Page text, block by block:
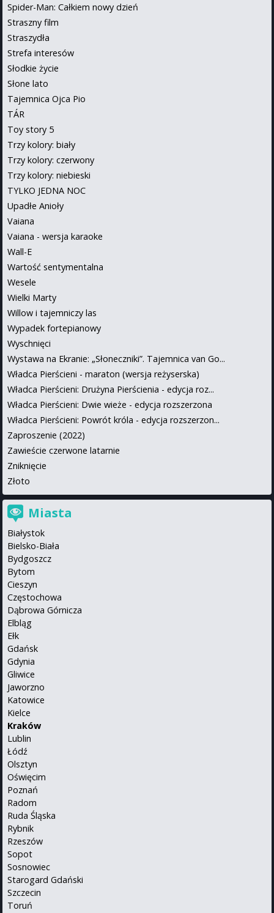
Spider-Man: Całkiem nowy dzień
Straszny film
Straszydła
Strefa interesów
Słodkie życie
Słone lato
Tajemnica Ojca Pio
TÁR
Toy story 5
Trzy kolory: biały
Trzy kolory: czerwony
Trzy kolory: niebieski
TYLKO JEDNA NOC
Upadłe Anioły
Vaiana
Vaiana - wersja karaoke
Wall-E
Wartość sentymentalna
Wesele
Wielki Marty
Willow i tajemniczy las
Wypadek fortepianowy
Wyschnięci
Wystawa na Ekranie: „Słoneczniki”. Tajemnica van Go...
Władca Pierścieni - maraton (wersja reżyserska)
Władca Pierścieni: Drużyna Pierścienia - edycja roz...
Władca Pierścieni: Dwie wieże - edycja rozszerzona
Władca Pierścieni: Powrót króla - edycja rozszerzon...
Zaproszenie (2022)
Zawieście czerwone latarnie
Zniknięcie
Złoto
Miasta
Białystok
Bielsko-Biała
Bydgoszcz
Bytom
Cieszyn
Częstochowa
Dąbrowa Górnicza
Elbląg
Ełk
Gdańsk
Gdynia
Gliwice
Jaworzno
Katowice
Kielce
Kraków
Lublin
Łódź
Olsztyn
Oświęcim
Poznań
Radom
Ruda Śląska
Rybnik
Rzeszów
Sopot
Sosnowiec
Starogard Gdański
Szczecin
Toruń